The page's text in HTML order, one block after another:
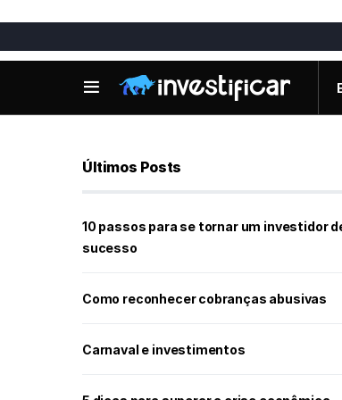
Últimos Posts
10 passos para se tornar um investidor
sucesso
Como reconhecer cobranças abusivas
Carnaval e investimentos